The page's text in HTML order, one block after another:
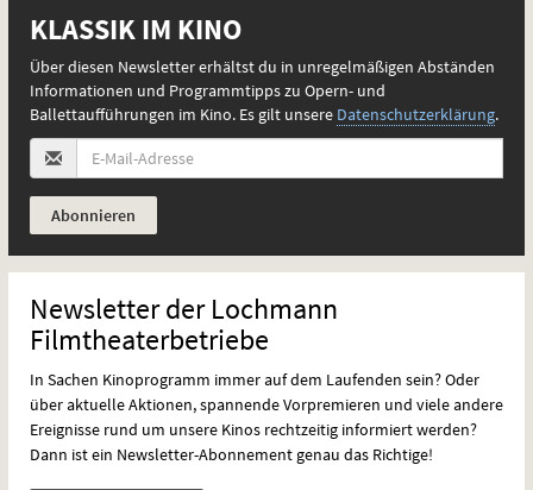
KLASSIK IM KINO
Über diesen Newsletter erhältst du in unregelmäßigen Abständen
Informationen und Programmtipps zu Opern- und
Ballettaufführungen im Kino. Es gilt unsere Datenschutzerklärung.
Mail-
Adresse
(Pflichtfeld):
Newsletter der Lochmann
Filmtheaterbetriebe
In Sachen Kinoprogramm immer auf dem Laufenden sein? Oder
über aktuelle Aktionen, spannende Vorpremieren und viele andere
Ereignisse rund um unsere Kinos rechtzeitig informiert werden?
Dann ist ein Newsletter-Abonnement genau das Richtige!